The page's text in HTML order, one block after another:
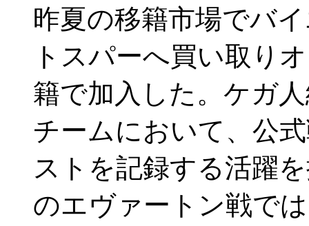
昨夏の移籍市場でバ
トスパーへ買い取り
籍で加入した。ケガ
チームにおいて、公
ストを記録する活躍
のエヴァートン戦で